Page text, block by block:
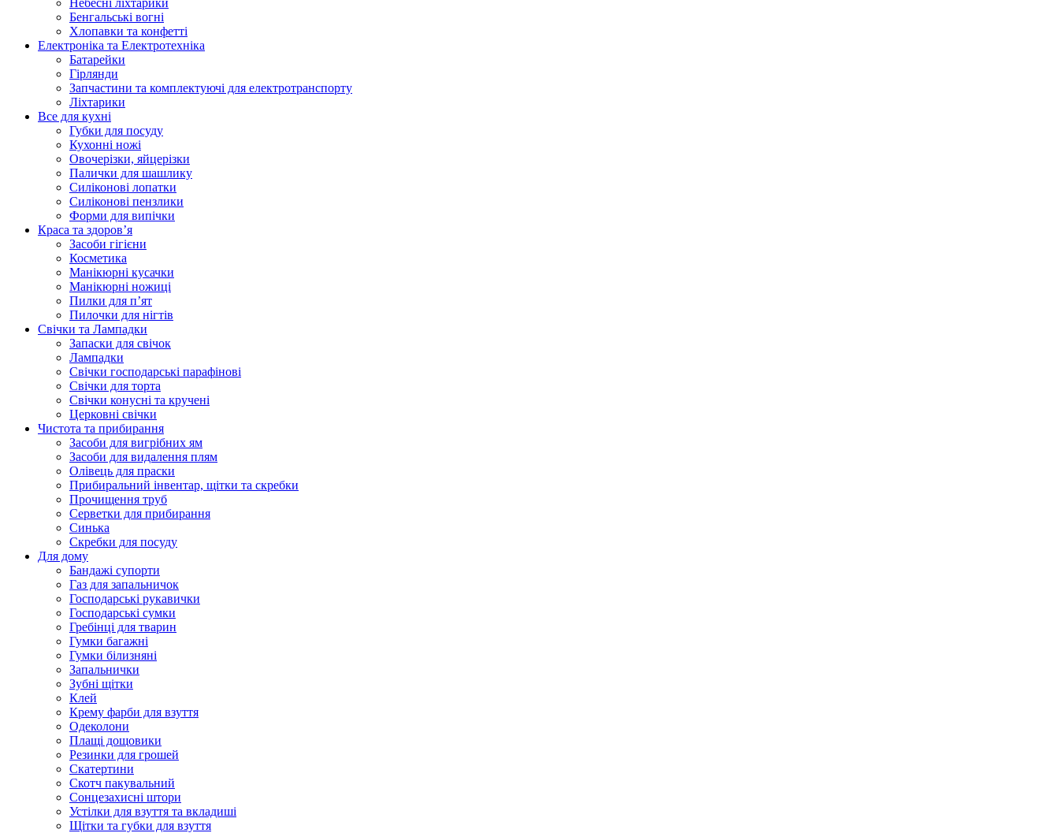
Небесні ліхтарики
Бенгальські вогні
Хлопавки та конфетті
Електроніка та Електротехніка
Батарейки
Гірлянди
Запчастини та комплектуючі для електротранспорту
Ліхтарики
Все для кухні
Губки для посуду
Кухонні ножі
Овочерізки, яйцерізки
Палички для шашлику
Силіконові лопатки
Силіконові пензлики
Форми для випічки
Краса та здоров’я
Засоби гігієни
Косметика
Манікюрні кусачки
Манікюрні ножиці
Пилки для п’ят
Пилочки для нігтів
Свічки та Лампадки
Запаски для свічок
Лампадки
Свічки господарські парафінові
Свічки для торта
Свічки конусні та кручені
Церковні свічки
Чистота та прибирання
Засоби для вигрібних ям
Засоби для видалення плям
Олівець для праски
Прибиральний інвентар, щітки та скребки
Прочищення труб
Серветки для прибирання
Синька
Скребки для посуду
Для дому
Бандажі супорти
Газ для запальничок
Господарські рукавички
Господарські сумки
Гребінці для тварин
Гумки багажні
Гумки білизняні
Запальнички
Зубні щітки
Клей
Крему фарби для взуття
Одеколони
Плащі дощовики
Резинки для грошей
Скатертини
Скотч пакувальний
Сонцезахисні штори
Устілки для взуття та вкладиші
Щітки та губки для взуття